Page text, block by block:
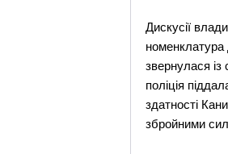
Дискусії
номенклатура
звернулася із
поліція
здатності
збройними